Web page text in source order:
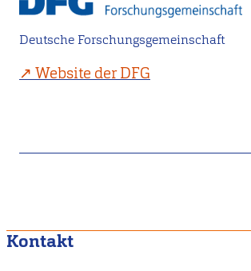
Deutsche Forschungsgemeinschaft
Website der DFG
Kontakt